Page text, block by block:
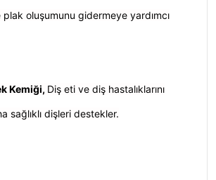
oluşumunu gidermeye yardımcı
Kemiği, Diş eti ve diş hastalıklarını
sağlıklı dişleri destekler.